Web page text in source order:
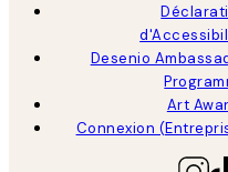
Desenio
Art
Connexion